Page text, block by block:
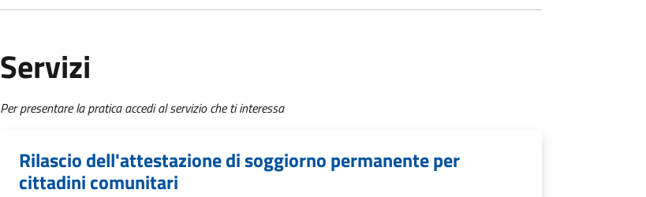
Servizi
Per presentare la pratica accedi al servizio che ti interessa
Rilascio dell'attestazione di soggiorno permanente per
cittadini comunitari